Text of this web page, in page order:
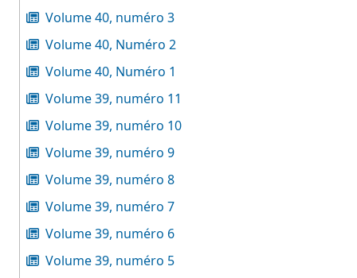
Volume 40, numéro 3
Volume 40, Numéro 2
Volume 40, Numéro 1
Volume 39, numéro 11
Volume 39, numéro 10
Volume 39, numéro 9
Volume 39, numéro 8
Volume 39, numéro 7
Volume 39, numéro 6
Volume 39, numéro 5